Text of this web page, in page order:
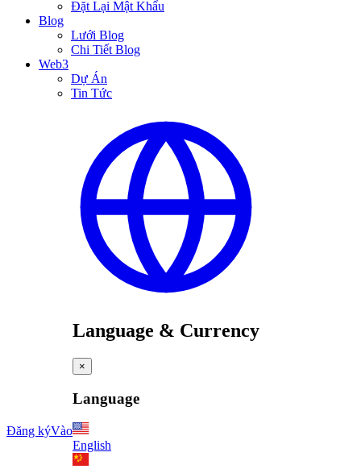
Đặt Lại Mật Khẩu
Blog
Lưới Blog
Chi Tiết Blog
Web3
Dự Án
Tin Tức
Đăng kýVào
Language & Currency
×
Language
English